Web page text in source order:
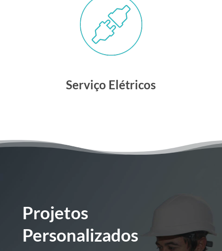
Serviço Elétricos
Projetos
Personalizados